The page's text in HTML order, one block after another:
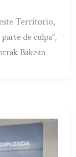
este Territorio,
de culpa”,
Bakean